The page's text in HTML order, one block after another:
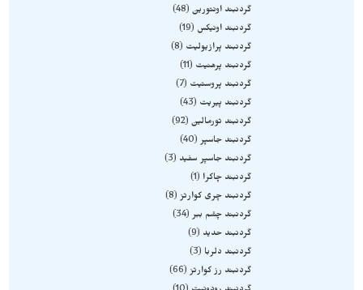
گردنبند اونتورین 48
گردنبند اونیکس
19
گردنبند پرازیولیت
8
گردنبند پرهنیت
11
گردنبند پروستیت
7
گردنبند پیریت
43
گردنبند تورمالین 92
گردنبند جاسپر 40
گردنبند جاسپر سفید
3
گردنبند چاکرا
1
گردنبند چری کوارتز 8
گردنبند چشم ببر 34
گردنبند حدید
9
گردنبند دلربا
3
گردنبند رز کوارتز 66